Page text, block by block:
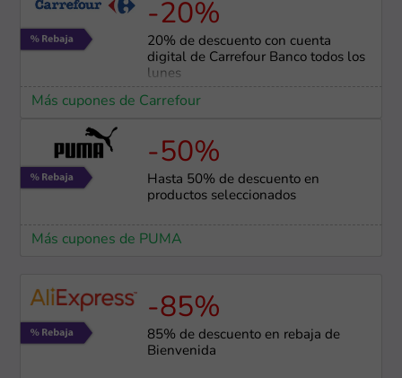
-20%
20% de descuento con cuenta
digital de Carrefour Banco todos los
lunes
Más cupones de Carrefour
-50%
Hasta 50% de descuento en
productos seleccionados
Más cupones de PUMA
-85%
85% de descuento en rebaja de
Bienvenida